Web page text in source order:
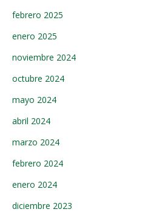
febrero 2025
enero 2025
noviembre 2024
octubre 2024
mayo 2024
abril 2024
marzo 2024
febrero 2024
enero 2024
diciembre 2023